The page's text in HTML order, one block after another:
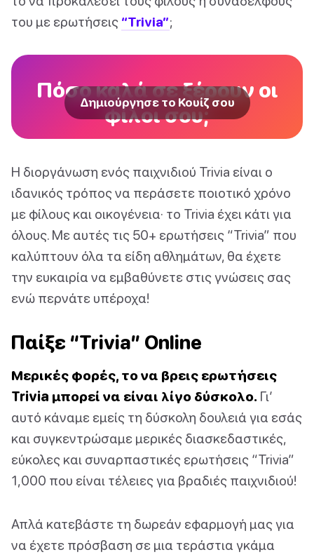
του με ερωτήσεις “Trivia”;
Πόσο καλά σε ξέρουν οι
φίλοι σου;
Δημιούργησε το Κουίζ σου
Η διοργάνωση ενός παιχνιδιού Trivia είναι ο
ιδανικός τρόπος να περάσετε ποιοτικό χρόνο
με φίλους και οικογένεια· το Trivia έχει κάτι για
όλους. Με αυτές τις 50+ ερωτήσεις “Trivia” που
καλύπτουν όλα τα είδη αθλημάτων, θα έχετε
την ευκαιρία να εμβαθύνετε στις γνώσεις σας
ενώ περνάτε υπέροχα!
Παίξε “Trivia” Online
Μερικές φορές, το να βρεις ερωτήσεις
Trivia μπορεί να είναι λίγο δύσκολο. Γι’
αυτό κάναμε εμείς τη δύσκολη δουλειά για εσάς
και συγκεντρώσαμε μερικές διασκεδαστικές,
εύκολες και συναρπαστικές ερωτήσεις “Trivia”
1,000 που είναι τέλειες για βραδιές παιχνιδιού!
Απλά κατεβάστε τη δωρεάν εφαρμογή μας για
να έχετε πρόσβαση σε μια τεράστια γκάμα